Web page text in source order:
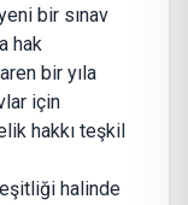
bir sınav
hak
bir yıla
için
hakkı teşkil
eşitliği halinde